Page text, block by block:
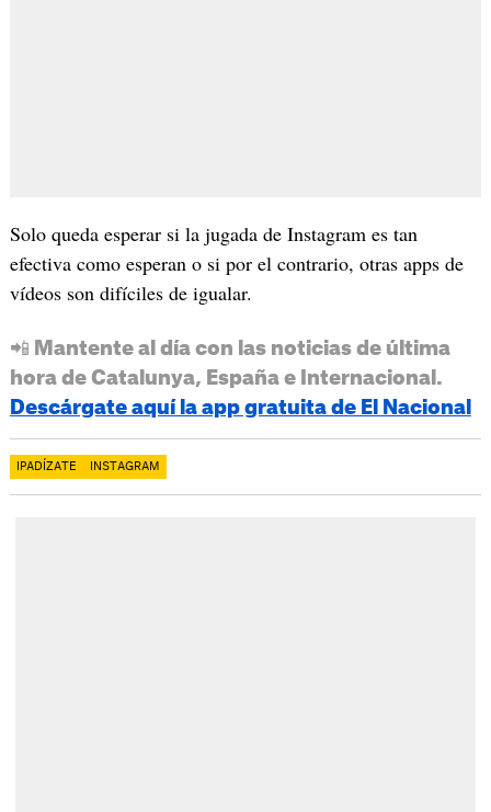
Solo queda esperar si la jugada de Instagram es tan
efectiva como esperan o si por el contrario, otras apps de
vídeos son difíciles de igualar.
📲 Mantente al día con las noticias de última
hora de Catalunya, España e Internacional.
Descárgate aquí la app gratuita de El Nacional
IPADÍZATE INSTAGRAM